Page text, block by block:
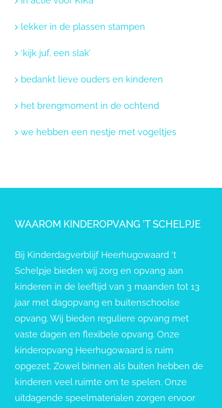
lekker in de plassen stampen
‘kijk juf, een slak’
bedankt lieve ouders en kinderen
het brengmoment in de ochtend
we hebben een nestje met vogeltjes
WAAROM KINDEROPVANG ’T SCHELPJE
Bij Kinderdagverblijf Heerhugowaard ‘t
Schelpje bieden wij zorg en opvang aan
kinderen in de leeftijd van 3 maanden tot 13
jaar met dagopvang en buitenschoolse
opvang. Wij bieden reguliere opvang met
vaste dagen en flexibele opvang. Onze
kinderopvang Heerhugowaard is ruim
opgezet. Zowel binnen als buiten hebben de
kinderen veel ruimte om te spelen. Onze
uitdagende speelmaterialen zorgen ervoor